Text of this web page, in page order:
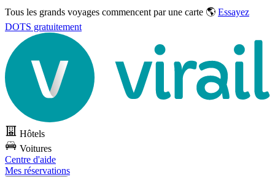
Tous les grands voyages commencent par une carte 🌎 Essayez
DOTS gratuitement
Hôtels
Voitures
Centre d'aide
Mes réservations